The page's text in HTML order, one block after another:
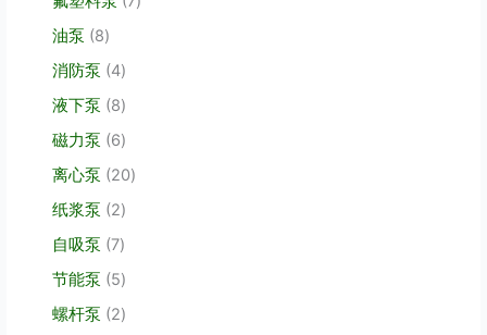
产
油泵 88
产
品
消防泵 44
产
品
液下泵 88
产
品
磁力泵 66
产
品
离心泵 202
纸浆泵 22
产
品
自吸泵 77
产
品
节能泵 55
产
螺杆泵 22